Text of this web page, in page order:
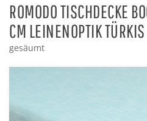
ROMODO TISCHDECKE
CM LEINENOPTIK TÜRKIS
gesäumt